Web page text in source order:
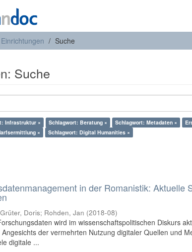
Suche
Suche
Infrastruktur × Schlagwort: Beratung × Schlagwort: Metadaten ×
× Schlagwort: Digital Humanities ×
in der Romanistik: Aktuelle
Grüter, Doris; Rohden, Jan (2018-08)
wird im wissenschaftspolitischen Diskurs
der vermehrten Nutzung digitaler Quellen und
digitale ...